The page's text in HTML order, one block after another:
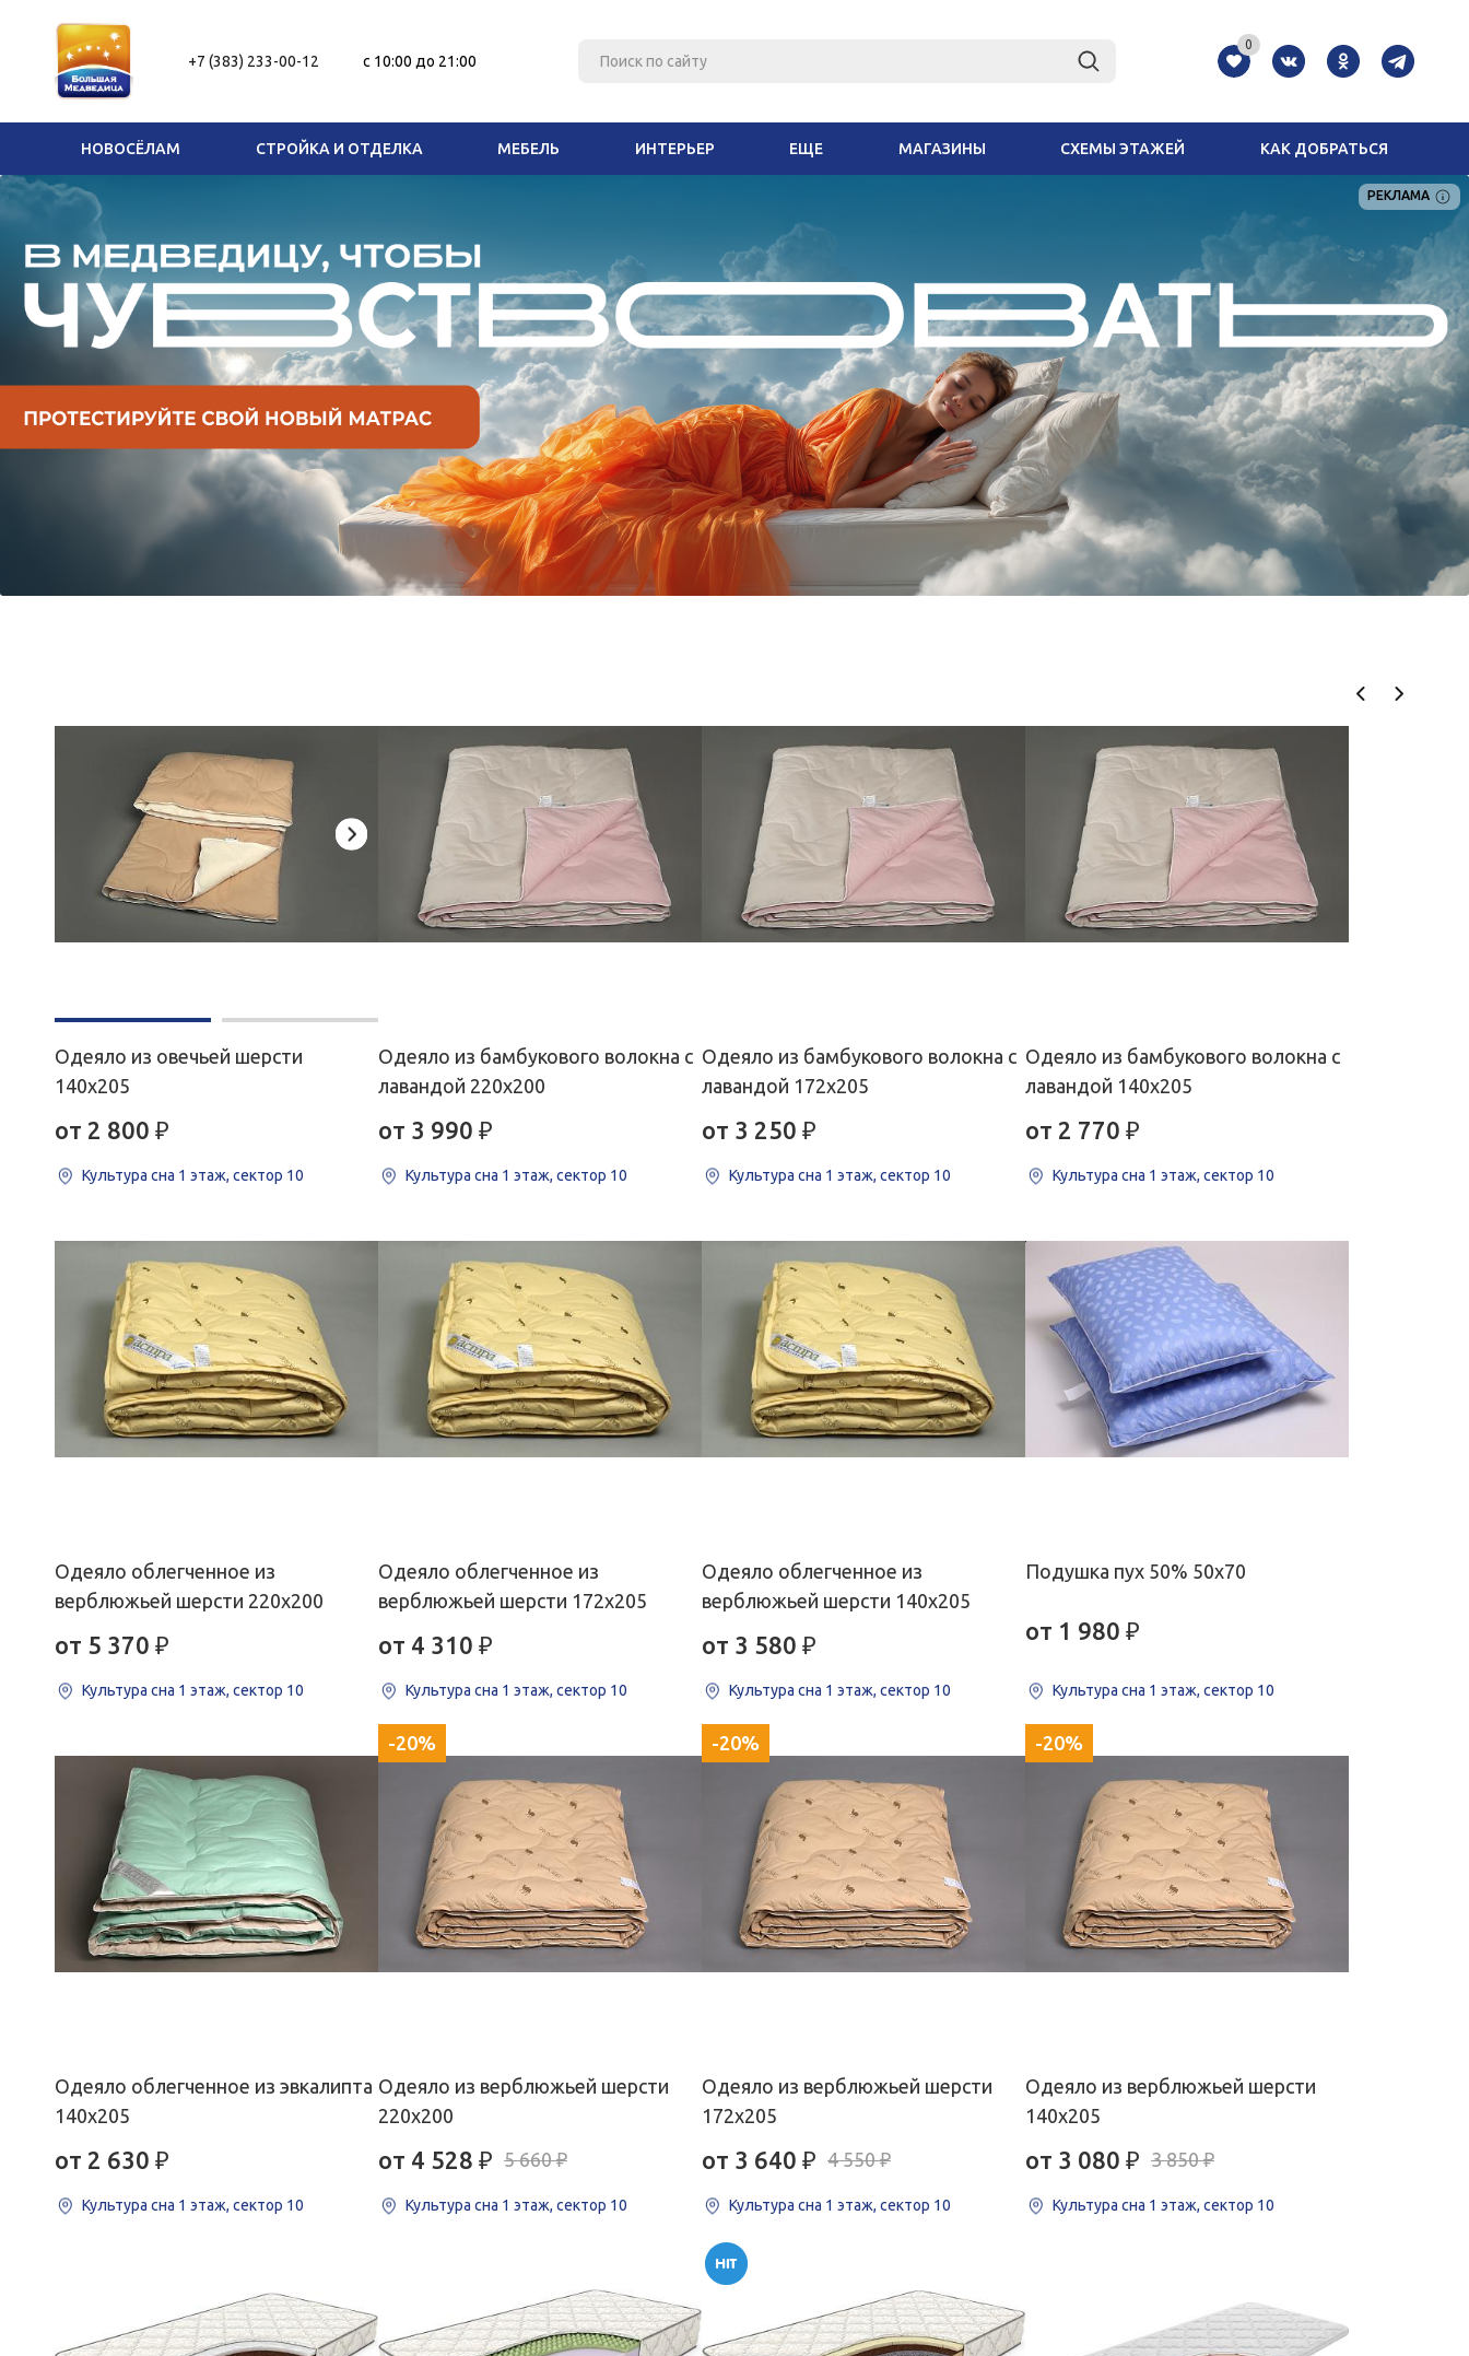
+7 (383) 233-00-12 c 10:00 до 21:00
0
НОВОСЁЛАМ СТРОЙКА И ОТДЕЛКА МЕБЕЛЬ ИНТЕРЬЕР ЕЩЕ МАГАЗИНЫ СХЕМЫ ЭТАЖЕЙ КАК ДОБРАТЬСЯ
РЕКЛАМА
Одеяло из овечьей шерсти
140х205
от 2 800 ₽
Культура сна 1 этаж, сектор 10
Одеяло из бамбукового волокна с
лавандой 220х200
от 3 990 ₽
Культура сна 1 этаж, сектор 10
Одеяло из бамбукового волокна с
лавандой 172х205
от 3 250 ₽
Культура сна 1 этаж, сектор 10
Одеяло из бамбукового волокна с
лавандой 140х205
от 2 770 ₽
Культура сна 1 этаж, сектор 10
Одеяло облегченное из
верблюжьей шерсти 220х200
от 5 370 ₽
Культура сна 1 этаж, сектор 10
Одеяло облегченное из
верблюжьей шерсти 172х205
от 4 310 ₽
Культура сна 1 этаж, сектор 10
Одеяло облегченное из
верблюжьей шерсти 140х205
от 3 580 ₽
Культура сна 1 этаж, сектор 10
Подушка пух 50% 50х70
от 1 980 ₽
Культура сна 1 этаж, сектор 10
Одеяло облегченное из эвкалипта
140х205
от 2 630 ₽
Культура сна 1 этаж, сектор 10
-20%
Одеяло из верблюжьей шерсти
220х200
от 4 528 ₽ 5 660 ₽
Культура сна 1 этаж, сектор 10
-20%
Одеяло из верблюжьей шерсти
172х205
от 3 640 ₽ 4 550 ₽
Культура сна 1 этаж, сектор 10
-20%
Одеяло из верблюжьей шерсти
140х205
от 3 080 ₽ 3 850 ₽
Культура сна 1 этаж, сектор 10